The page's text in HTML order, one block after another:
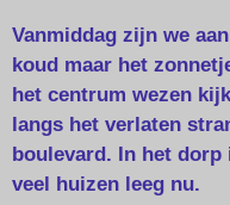
Vanmiddag zijn we
koud maar het
het centrum wezen
langs het verlaten
boulevard. In het
veel huizen leeg nu.